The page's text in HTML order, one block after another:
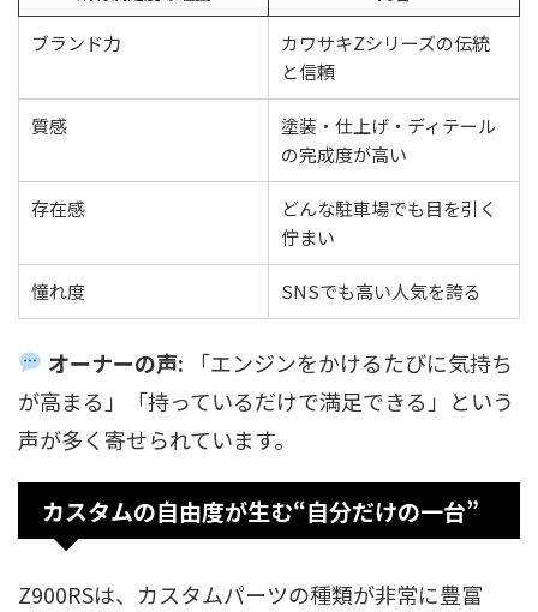
ブランド力
カワサキZシリーズの伝統
と信頼
質感
塗装・仕上げ・ディテール
の完成度が高い
存在感
どんな駐車場でも目を引く
佇まい
憧れ度 SNSでも高い人気を誇る
オーナーの声: 「エンジンをかけるたびに気持ち
が高まる」「持っているだけで満足できる」という
声が多く寄せられています。
カスタムの自由度が生む“自分だけの一台”
Z900RSは、カスタムパーツの種類が非常に豊富